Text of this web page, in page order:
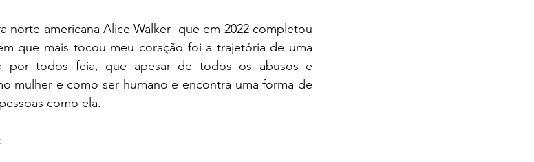
americana Alice Walker  que em 2022 completou
que mais tocou meu coração foi a trajetória de uma
por todos feia, que apesar de todos os abusos e
mulher e como ser humano e encontra uma forma de
como ela.